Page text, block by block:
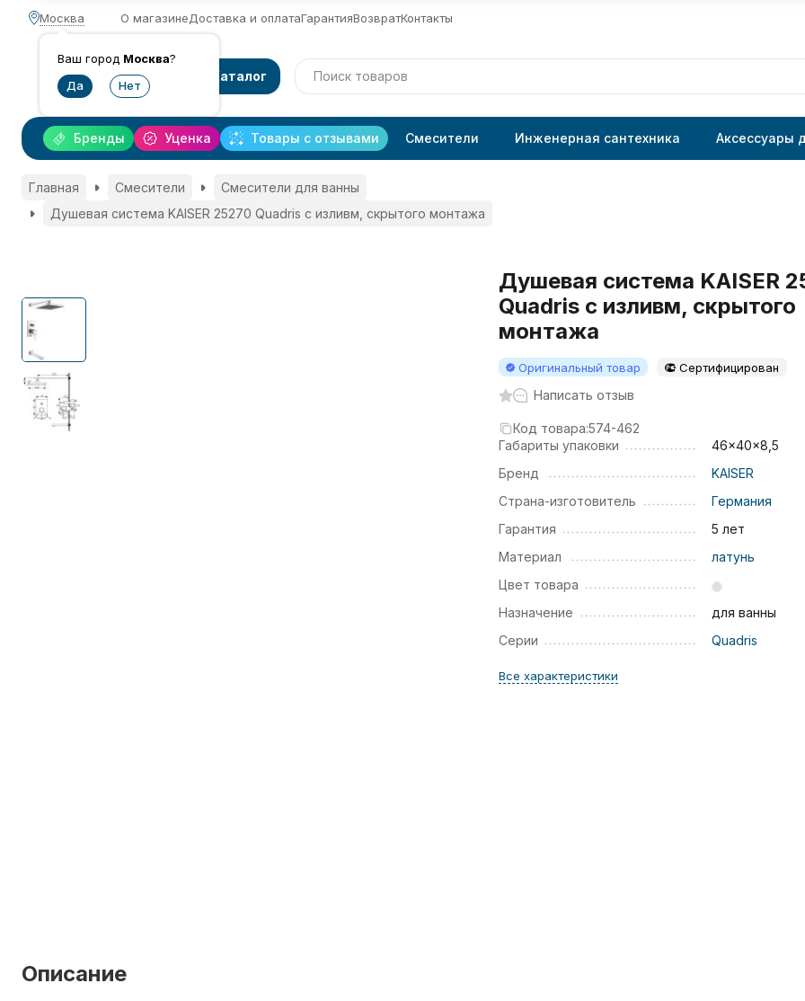
Москва
Ваш город Москва?
О магазинеДоставка и оплатаГарантияВозвратКонтакты
Каталог
Уценка Товары с отзывами
Бренды Смесители Инженерная сантехника Аксессуары
Главная Смесители
Смесители для ванны
Душевая система KAISER 25270 Quadris с изливм, скрытого монтажа
Душевая система KAISER
Quadris с изливм, скрытого
монтажа
Оригинальный товар Сертифицирован
Написать отзыв
Код товара:574-462
Габариты упаковки
46x40x8,5
Бренд
KAISER
Страна-изготовитель
Германия
Гарантия
5 лет
Материал
латунь
Цвет товара
Назначение
для ванны
Серии
Quadris
Все характеристики
Описание